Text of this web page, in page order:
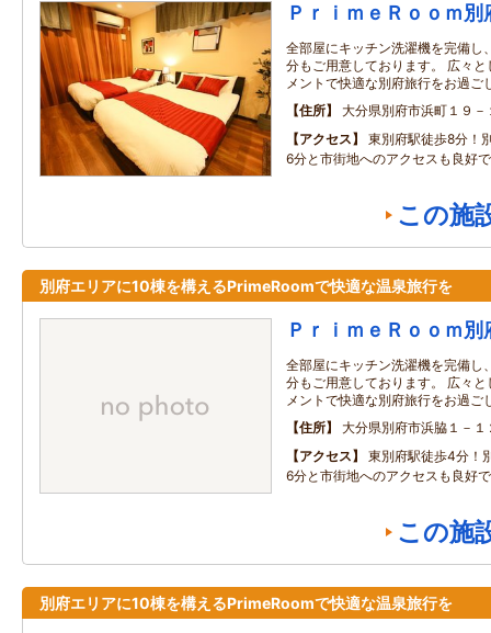
ＰｒｉｍｅＲｏｏｍ
全部屋にキッチン洗濯機を完備し
分もご用意しております。 広々
メントで快適な別府旅行をお過ご
住所
大分県別府市浜町１９－
アクセス
東別府駅徒歩8分！
6分と市街地へのアクセスも良好
この施
別府エリアに10棟を構えるPrimeRoomで快適な温泉旅行を
ＰｒｉｍｅＲｏｏｍ
全部屋にキッチン洗濯機を完備し
分もご用意しております。 広々
メントで快適な別府旅行をお過ご
住所
大分県別府市浜脇１－１
アクセス
東別府駅徒歩4分！
6分と市街地へのアクセスも良好
この施
別府エリアに10棟を構えるPrimeRoomで快適な温泉旅行を